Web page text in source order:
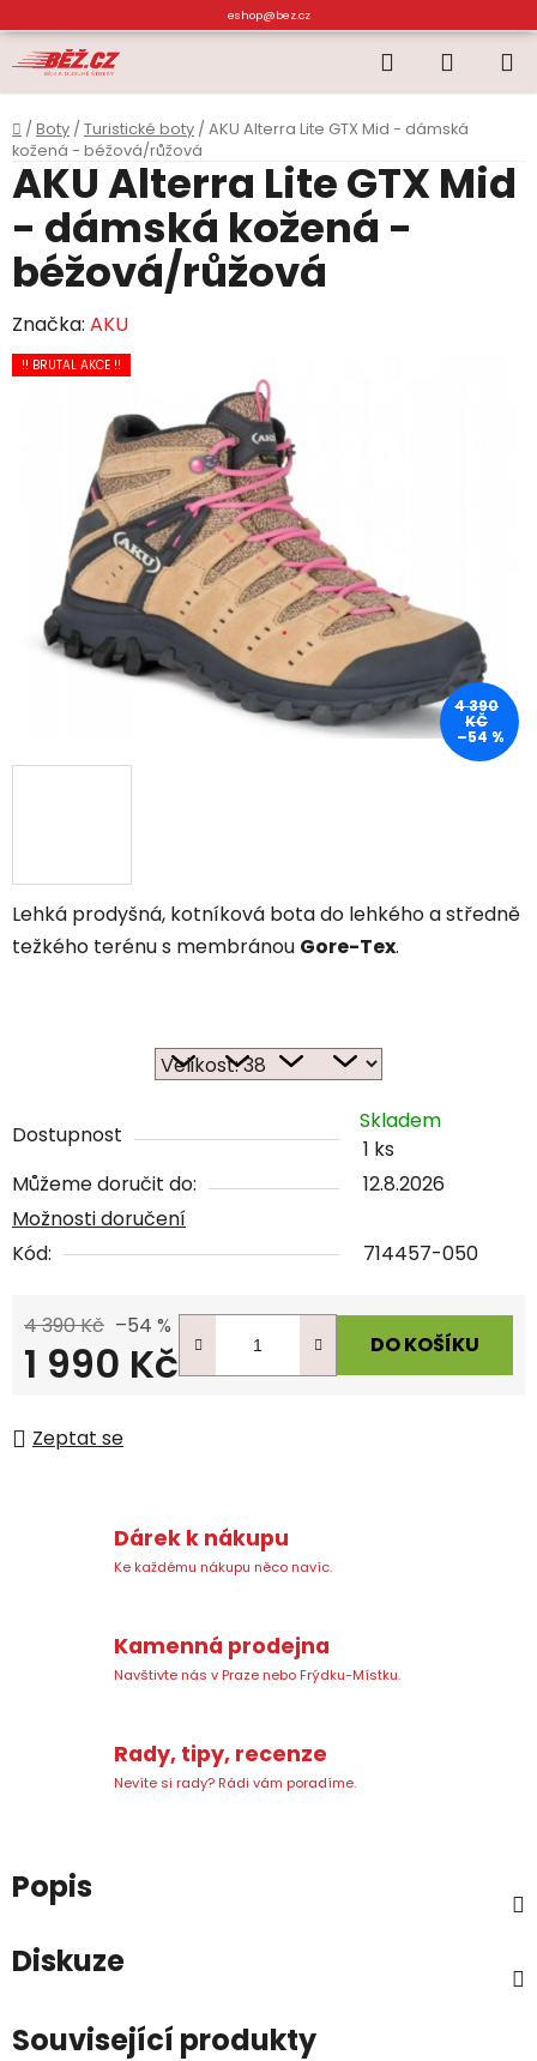
na
obsah
eshop@bez.cz
Hledat
KOŠÍK
Domů
/ Boty / Turistické boty / AKU Alterra Lite GTX Mid - dámská
kožená - béžová/růžová
Lehká prodyšná, kotníková bota do lehkého a středně
težkého terénu s membránou Gore-Tex.
Dostupnost
Skladem
1 ks
Můžeme doručit do:
12.8.2026
Možnosti doručení
Kód:
714457-050
4 390 Kč –54 %
1 990 Kč DO KOŠÍKU
Zeptat se
AKU Alterra Lite GTX Mid
- dámská kožená -
béžová/růžová
Značka: AKU
!! BRUTAL AKCE !!
4 390
KČ
–54 %
Dárek k nákupu
Ke každému nákupu něco navíc.
Kamenná prodejna
Navštivte nás v Praze nebo Frýdku-Místku.
Rady, tipy, recenze
Nevíte si rady? Rádi vám poradíme.
Popis
Diskuze
Související produkty